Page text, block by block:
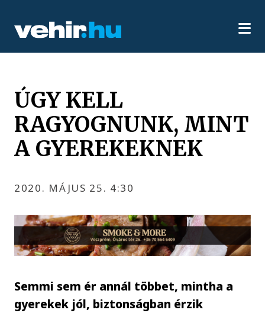
ÚGY KELL
RAGYOGNUNK, MINT
A GYEREKEKNEK
2020. MÁJUS 25. 4:30
Semmi sem ér annál többet, mintha a
gyerekek jól, biztonságban érzik